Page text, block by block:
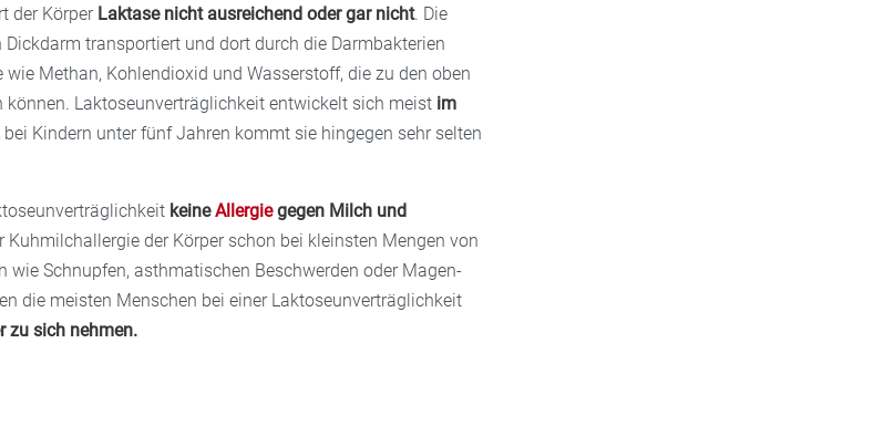
der Körper Laktase nicht ausreichend oder gar nicht. Die
Dickdarm transportiert und dort durch die Darmbakterien
wie Methan, Kohlendioxid und Wasserstoff, die zu den oben
können. Laktoseunverträglichkeit entwickelt sich meist im
bei Kindern unter fünf Jahren kommt sie hingegen sehr selten
keineAllergiegegen Milch und
Kuhmilchallergie der Körper schon bei kleinsten Mengen von
Schnupfen, asthmatischen Beschwerden oder Magen-
die meisten Menschen bei einer Laktoseunverträglichkeit
zu sich nehmen.